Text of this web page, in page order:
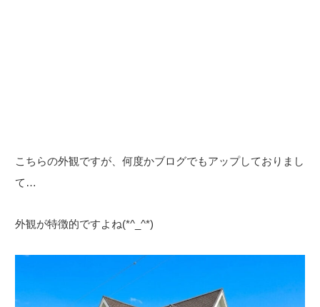
こちらの外観ですが、何度かブログでもアップしておりまし
て…
外観が特徴的ですよね(*^_^*)